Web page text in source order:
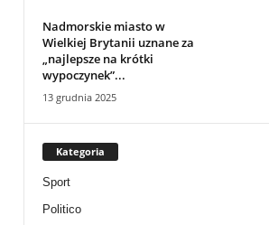
Nadmorskie miasto w
Wielkiej Brytanii uznane za
„najlepsze na krótki
wypoczynek”...
13 grudnia 2025
Kategoria
Sport
Politico